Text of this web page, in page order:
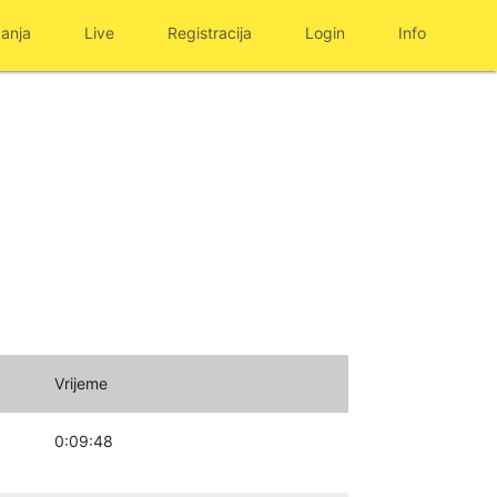
Live Registracija Login Info
Vrijeme
0:09:48